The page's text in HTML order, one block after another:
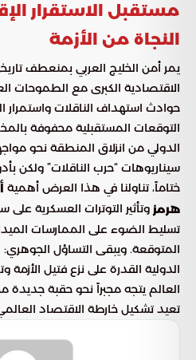
مستقبل الاستقرار
النجاة من الأزمة
يمر أمن الخليج العربي بمنعطف
الاقتصادية الكبرى مع الطموحات
حوادث استهداف الناقلات
التوقعات المستقبلية محفوفة
الدولي من انزلاق المنطقة نحو
سيناريوهات “حرب الناقلات” ولكن
ختاماً، تناولنا في هذا العرض أهمية
هرمز وتأثير التوترات العسكرية على
تسليط الضوء على الممارسات
المتوقعة. ويبقى التساؤل
الدولية القدرة على نزع فتيل الأزمة
العالم يتجه مجبراً نحو حقبة جديدة
تعيد تشكيل خارطة الاقتصاد